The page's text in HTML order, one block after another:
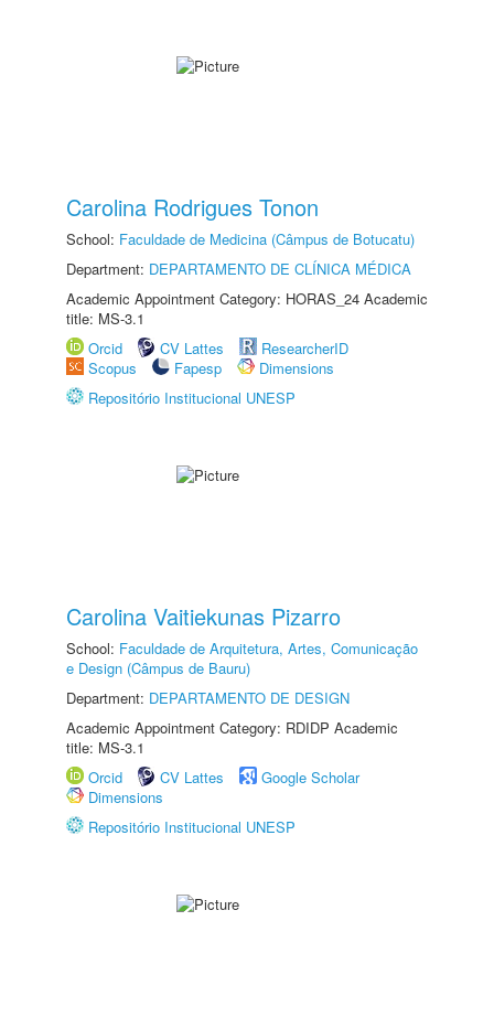
Carolina Rodrigues Tonon
School: Faculdade de Medicina (Câmpus de Botucatu)
Department: DEPARTAMENTO DE CLÍNICA MÉDICA
Academic Appointment Category: HORAS_24 Academic
title: MS-3.1
Orcid
CV Lattes
ResearcherID
Scopus
Fapesp
Dimensions
Repositório Institucional UNESP
Carolina Vaitiekunas Pizarro
School: Faculdade de Arquitetura, Artes, Comunicação
e Design (Câmpus de Bauru)
Department: DEPARTAMENTO DE DESIGN
Academic Appointment Category: RDIDP Academic
title: MS-3.1
Orcid
CV Lattes
Google Scholar
Dimensions
Repositório Institucional UNESP